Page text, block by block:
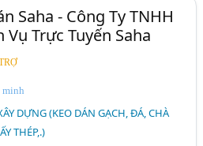
Saha - Công Ty TNHH
Trực Tuyến Saha
minh
DỰNG (KEO DÁN GẠCH, ĐÁ, CHÀ
THÉP,.)